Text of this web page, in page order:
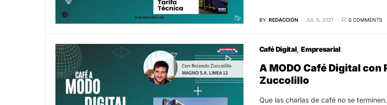
BY REDACCIÓN JUL 6, 2021 0 COMMENTS
Café Digital Empresarial
A MODO Café Digital con
Zuccolillo
Que las charlas de café no se